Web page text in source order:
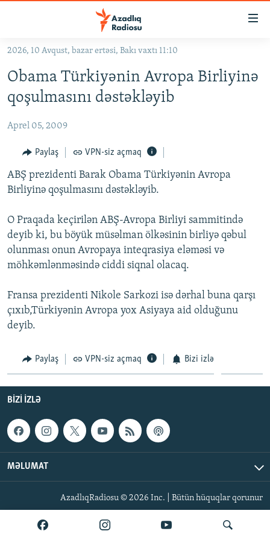
Əsas
qayıt
Əsas
naviqasiyaya
qayıt
KORRUPSIOMETR
#ƏSLINDƏ
FƏRQƏ BAX
QANUNI DOĞRU
ARAŞDIRMA
MULTIMEDIA
VIDEO
FOTOQALEREYA
KARIKATURA
RADIO ARXIV
OXU ZALI
İSLAM VƏ DEMOKRATIYA
İZ - MƏDƏNIYYƏT PROQRAMI
HAQQIMIZDA
PEŞƏ ETIKASI VƏ JURNALISTIKA STANDARTLARIMIZ
MATERIALLARIMIZDAN ISTIFADƏ
BIZI IZLƏ
2026, 10 Avqust, bazar ertəsi, Bakı vaxtı 11:10
Obama Türkiyənin Avropa Birliyinə
qoşulmasını dəstəkləyib
Aprel 05, 2009
Paylaş VPN-siz açmaq
ABŞ prezidenti Barak Obama Türkiyənin Avropa
Birliyinə qoşulmasını dəstəkləyib.
O Praqada keçirilən ABŞ-Avropa Birliyi sammitində
deyib ki, bu böyük müsəlman ölkəsinin birliyə qəbul
olunması onun Avropaya inteqrasiya eləməsi və
möhkəmlənməsində ciddi siqnal olacaq.
Fransa prezidenti Nikole Sarkozi isə dərhal buna qarşı
çıxıb,Türkiyənin Avropa yox Asiyaya aid olduğunu
deyib.
Paylaş VPN-siz açmaq Bizi izlə
BIZI IZLƏ
MƏLUMAT
AzadlıqRadiosu © 2026 Inc. | Bütün hüquqlar qorunur